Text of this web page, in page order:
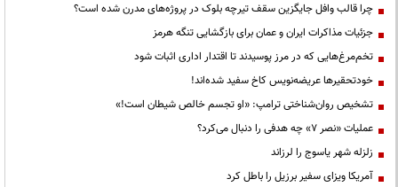
چرا قالب وافل جایگزین سقف تیرچه بلوک در پروژه‌های مدرن شده است؟
جزئیات مذاکرات ایران و عمان برای بازگشایی تنگه هرمز
تخم‌مرغ‌هایی که در مرز پوسیدند تا اقتدار اداری اثبات شود
خودتحقیرها عریضه‌نویس کاخ سفید شده‌اند!
تشخیص روان‌شناختی ترامپ: «او تجسم خالص شیطان است!»
عملیات «نصر ۷» چه هدفی را دنبال می‌کرد؟
زلزله شهر یاسوج را لرزاند
آمریکا ویزای سفیر برزیل را باطل کرد